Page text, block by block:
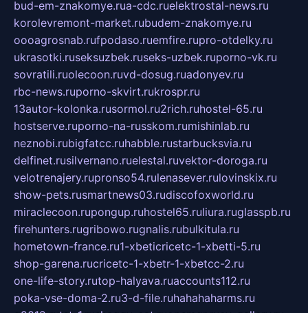
bud-em-znakomye.rua-cdc.ruelektrostal-news.ru
korolevremont-market.rubudem-znakomye.ru
oooagrosnab.rufpodaso.ruemfire.rupro-otdelky.ru
ukrasotki.ruseksuzbek.ruseks-uzbek.ruporno-vk.ru
sovratili.ruolecoon.ruvd-dosug.ruadonyev.ru
rbc-news.ruporno-skvirt.rukrospr.ru
13autor-kolonka.rusormol.ru2rich.ruhostel-65.ru
hostserve.ruporno-na-russkom.rumishinlab.ru
neznobi.rubigfatcc.ruhabble.rustarbucksvia.ru
delfinet.rusilvernano.ruelestal.ruvektor-doroga.ru
velotrenajery.rupronso54.rulenasever.rulovinskix.ru
show-pets.rusmartnews03.rudiscofoxworld.ru
miraclecoon.rupongup.ruhostel65.ruliura.ruglasspb.ru
firehunters.rugribowo.rugnalis.rubulkitula.ru
hometown-france.ru1-xbeticricetc-1-xbetti-5.ru
shop-garena.rucricetc-1-xbetr-1-xbetcc-2.ru
one-life-story.rutop-halyava.ruaccounts112.ru
poka-vse-doma-2.ru3-d-file.ruhahahaharms.ru